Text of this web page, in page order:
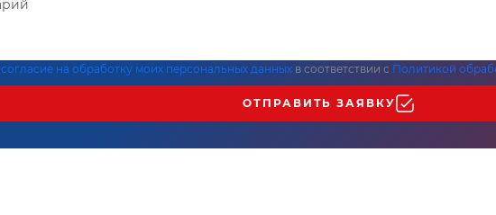
согласие на обработку моих персональных данных в соответствии с Политикой
ОТПРАВИТЬ ЗАЯВКУ